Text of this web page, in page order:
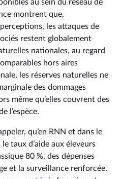
au sein du réseau de
montrent que,
les attaques de
restent globalement
nationales, au regard
hors aires
les réserves naturelles ne
des dommages
même qu’elles couvrent des
l’espèce.
qu’en RNN et dans le
taux d’aide aux éleveurs
80 %, des dépenses
et la surveillance renforcée.